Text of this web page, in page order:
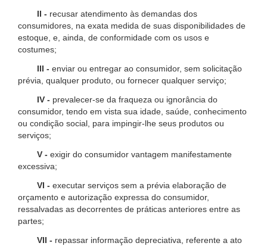
II - recusar atendimento às demandas dos
consumidores, na exata medida de suas disponibilidades de
estoque, e, ainda, de conformidade com os usos e
costumes;
III - enviar ou entregar ao consumidor, sem solicitação
prévia, qualquer produto, ou fornecer qualquer serviço;
IV - prevalecer-se da fraqueza ou ignorância do
consumidor, tendo em vista sua idade, saúde, conhecimento
ou condição social, para impingir-lhe seus produtos ou
serviços;
V - exigir do consumidor vantagem manifestamente
excessiva;
VI - executar serviços sem a prévia elaboração de
orçamento e autorização expressa do consumidor,
ressalvadas as decorrentes de práticas anteriores entre as
partes;
VII - repassar informação depreciativa, referente a ato